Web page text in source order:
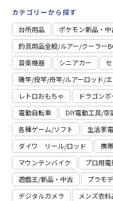
カテゴリーから探す
台所用品
ポケモン新品・中
釣具用品全般/ルアー/クーラー
音楽機器
シニアカー
磯竿/投竿/舟竿/ルアーロッド/
レトロおもちゃ
ドラゴン
電動自転車
DIY電動工具/空
各種ゲーム/ソフト
生活家電
ダイワ リール/ロッド
携
マウンテンバイク
プロ用
遊戯王/新品・中古
プラモ
デジタルカメラ
メンズ衣料